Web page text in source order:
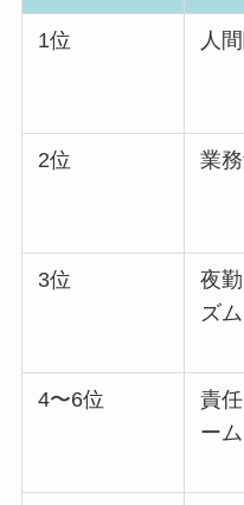
1位 人
2位 業
3位
夜
ズム
4〜6位
責
ーム